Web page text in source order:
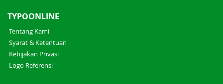
TYPOONLINE
Tentang Kami
Syarat & Ketentuan
Kebijakan Privasi
Logo Referensi